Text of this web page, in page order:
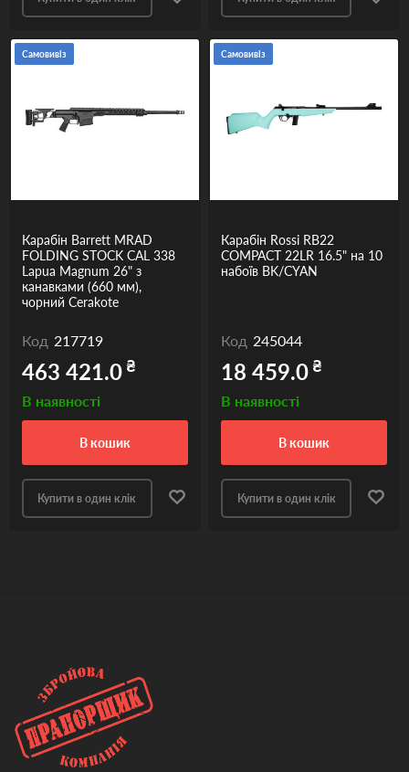
Самовивіз
Карабін Barrett MRAD
FOLDING STOCK CAL 338
Lapua Magnum 26" з
канавками (660 мм),
чорний Cerakote
Код 217719
463 421.0₴
В наявності
в кошик
Купити в один клік
Самовивіз
Карабін Rossi RB22
COMPACT 22LR 16.5" на 10
набоїв BK/CYAN
Код 245044
18 459.0₴
В наявності
в кошик
Купити в один клік